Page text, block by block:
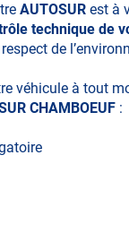
AUTOSUR est à
technique de
de
véhicule à tout
CHAMBOEUF :